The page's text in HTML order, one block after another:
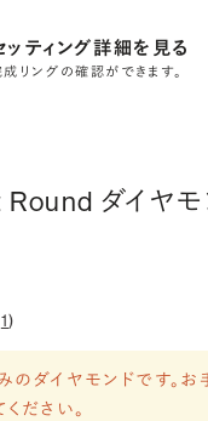
ッティング詳細を見る
成リングの確認ができます。
ダイヤモ
1)
のダイヤモンドです。
ださい。